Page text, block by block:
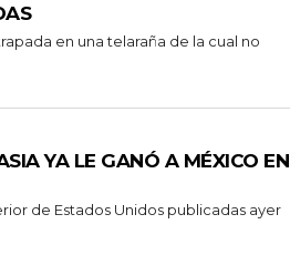
en una telaraña de la cual no
YA LE GANÓ A MÉXICO EN
de Estados Unidos publicadas ayer